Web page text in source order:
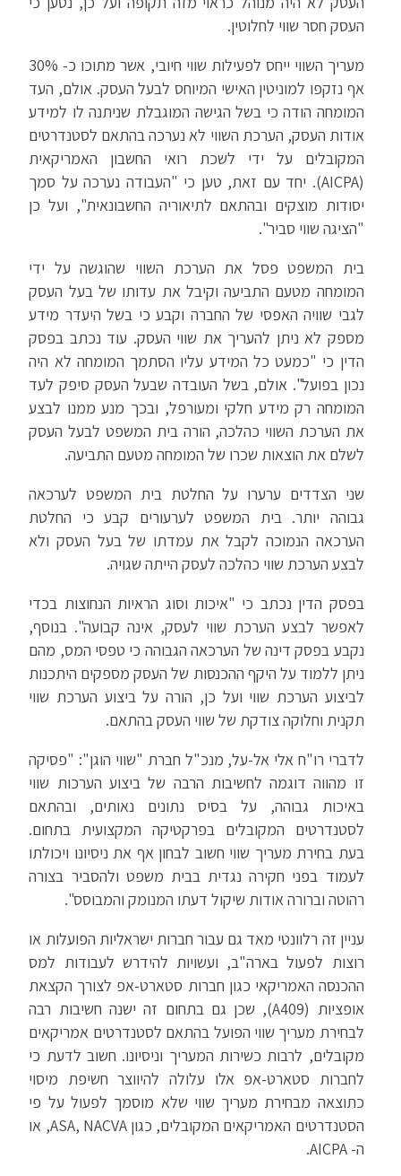
העסק חסר שווי לחלוטין.
מעריך השווי ייחס לפעילות שווי חיובי, אשר מתוכו כ- 30%
אף נזקפו למוניטין האישי המיוחס לבעל העסק. אולם, העד
המומחה הודה כי בשל הגישה המוגבלת שניתנה לו למידע
אודות העסק, הערכת השווי לא נערכה בהתאם לסטנדרטים
המקובלים על ידי לשכת רואי החשבון האמריקאית
(AICPA). יחד עם זאת, טען כי "העבודה נערכה על סמך
יסודות מוצקים ובהתאם לתיאוריה החשבונאית", ועל כן
"הציגה שווי סביר".
בית המשפט פסל את הערכת השווי שהוגשה על ידי
המומחה מטעם התביעה וקיבל את עדותו של בעל העסק
לגבי שוויה האפסי של החברה וקבע כי בשל היעדר מידע
מספק לא ניתן להעריך את שווי העסק. עוד נכתב בפסק
הדין כי "כמעט כל המידע עליו הסתמך המומחה לא היה
נכון בפועל". אולם, בשל העובדה שבעל העסק סיפק לעד
המומחה רק מידע חלקי ומעורפל, ובכך מנע ממנו לבצע
את הערכת השווי כהלכה, הורה בית המשפט לבעל העסק
לשלם את הוצאות שכרו של המומחה מטעם התביעה.
שני הצדדים ערערו על החלטת בית המשפט לערכאה
גבוהה יותר. בית המשפט לערעורים קבע כי החלטת
הערכאה הנמוכה לקבל את עמדתו של בעל העסק ולא
לבצע הערכת שווי כהלכה לעסק הייתה שגויה.
בפסק הדין נכתב כי "איכות וסוג הראיות הנחוצות בכדי
לאפשר לבצע הערכת שווי לעסק, אינה קבועה". בנוסף,
נקבע בפסק דינה של הערכאה הגבוהה כי טפסי המס, מהם
ניתן ללמוד על היקף ההכנסות של העסק מספקים היתכנות
לביצוע הערכת שווי ועל כן, הורה על ביצוע הערכת שווי
תקנית וחלוקה צודקת של שווי העסק בהתאם.
לדברי רו"ח אלי אל-על, מנכ"ל חברת "שווי הוגן": "פסיקה
זו מהווה דוגמה לחשיבות הרבה של ביצוע הערכות שווי
באיכות גבוהה, על בסיס נתונים נאותים, ובהתאם
לסטנדרטים המקובלים בפרקטיקה המקצועית בתחום.
בעת בחירת מעריך שווי חשוב לבחון אף את ניסיונו ויכולתו
לעמוד בפני חקירה נגדית בבית משפט ולהסביר בצורה
רהוטה וברורה אודות שיקול דעתו המנומק והמבוסס".
עניין זה רלוונטי מאד גם עבור חברות ישראליות הפועלות או
רוצות לפעול בארה"ב, ועשויות להידרש לעבודות למס
ההכנסה האמריקאי כגון חברות סטארט-אפ לצורך הקצאת
אופציות (A409), שכן גם בתחום זה ישנה חשיבות רבה
לבחירת מעריך שווי הפועל בהתאם לסטנדרטים אמריקאים
מקובלים, לרבות כשירות המעריך וניסיונו. חשוב לדעת כי
לחברות סטארט-אפ אלו עלולה להיווצר חשיפת מיסוי
כתוצאה מבחירת מעריך שווי שלא מוסמך לפעול על פי
הסטנדרטים האמריקאים המקובלים, כגון ASA, NACVA, או
ה- AICPA.